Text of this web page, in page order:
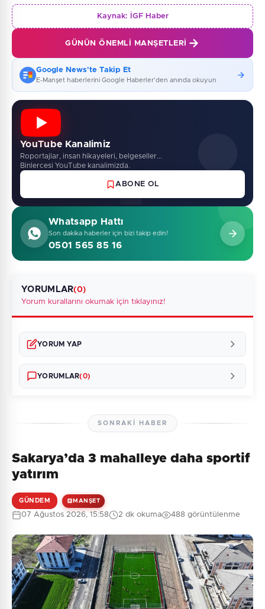
Kaynak: İGF Haber
GÜNÜN ÖNEMLI MANŞETLERI
Google News'te Takip Et
E-Manşet haberlerini Google Haberler'den anında okuyun
YouTube Kanalimiz
Roportajlar, insan hikayeleri, belgeseller...
Binlercesi YouTube kanalimizda.
ABONE OL
Whatsapp Hattı
Son dakika haberler için bizi takip edin!
0501 565 85 16
YORUMLAR(0)
Yorum kurallarını okumak için tıklayınız!
YORUM YAP
Güvenlik Sorusu:
2 + 8 = ?
Gönder
YORUMLAR(0)
Henüz yorum yapılmamış. İlk yorumu siz yapın!
SONRAKI HABER
Sakarya’da 3 mahalleye daha sportif
yatırım
GÜNDEM MANŞET
07 Ağustos 2026, 15:58 2 dk okuma 488 görüntülenme